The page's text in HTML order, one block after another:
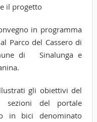
il progetto
in programma
Parco del Cassero di
di Sinalunga e
gli obiettivi del
sezioni del portale
in bici denominato